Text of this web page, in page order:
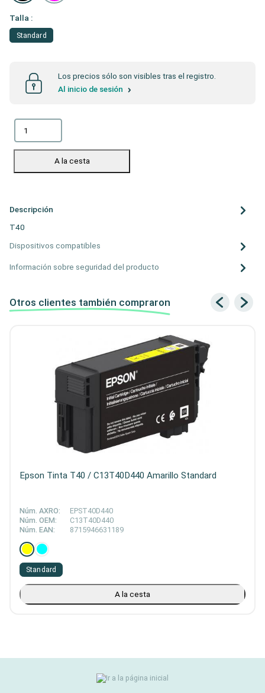
Talla :
Standard
Los precios sólo son visibles tras el registro.
Al inicio de sesión
A la cesta
Descripción
T40
Dispositivos compatibles
Información sobre seguridad del producto
Otros clientes también compraron
Epson Tinta T40 / C13T40D440 Amarillo Standard
Núm. AXRO:
EPST40D440
Núm. OEM:
C13T40D440
Núm. EAN:
8715946631189
Standard
A la cesta